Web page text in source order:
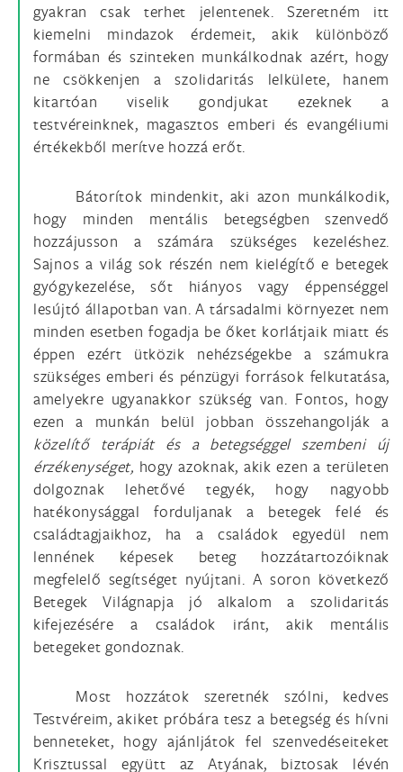
gyakran csak terhet jelentenek. Szeretném itt
kiemelni mindazok érdemeit, akik különböző
formában és szinteken munkálkodnak azért, hogy
ne csökkenjen a szolidaritás lelkülete, hanem
kitartóan viselik gondjukat ezeknek a
testvéreinknek, magasztos emberi és evangéliumi
értékekből merítve hozzá erőt.
Bátorítok mindenkit, aki azon munkálkodik,
hogy minden mentális betegségben szenvedő
hozzájusson a számára szükséges kezeléshez.
Sajnos a világ sok részén nem kielégítő e betegek
gyógykezelése, sőt hiányos vagy éppenséggel
lesújtó állapotban van. A társadalmi környezet nem
minden esetben fogadja be őket korlátjaik miatt és
éppen ezért ütközik nehézségekbe a számukra
szükséges emberi és pénzügyi források felkutatása,
amelyekre ugyanakkor szükség van. Fontos, hogy
ezen a munkán belül jobban összehangolják a
közelítő terápiát és a betegséggel szembeni új
érzékenységet, hogy azoknak, akik ezen a területen
dolgoznak lehetővé tegyék, hogy nagyobb
hatékonysággal forduljanak a betegek felé és
családtagjaikhoz, ha a családok egyedül nem
lennének képesek beteg hozzátartozóiknak
megfelelő segítséget nyújtani. A soron következő
Betegek Világnapja jó alkalom a szolidaritás
kifejezésére a családok iránt, akik mentális
betegeket gondoznak.
Most hozzátok szeretnék szólni, kedves
Testvéreim, akiket próbára tesz a betegség és hívni
benneteket, hogy ajánljátok fel szenvedéseiteket
Krisztussal együtt az Atyának, biztosak lévén